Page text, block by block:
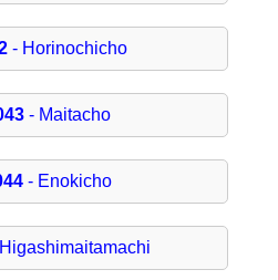
- Horinochicho
- Maitacho
- Enokicho